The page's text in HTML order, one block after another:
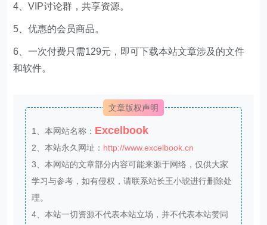
4、VIP讨论群，共享资源。
5、优惠的会员商品。
6、一次付费只需129元，即可下载本站文章涉及的文件
和软件。
文章版权声明
1、本网站名称： Excelbook
2、本站永久网址： http://www.excelbook.cn
3、本网站的文章部分内容可能来源于网络，仅供大家
学习与参考，如有侵权，请联系站长王小琥进行删除处
理。
4、本站一切资源不代表本站立场，并不代表本站赞同